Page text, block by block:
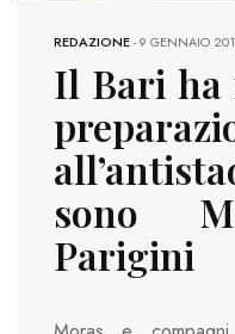
REDAZIONE-9 GENNAIO
Il Bari ha
sono
Parigini